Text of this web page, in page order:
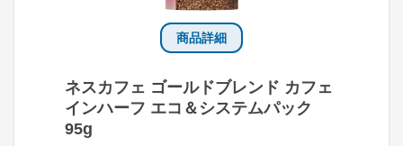
商品詳細
ネスカフェ ゴールドブレンド カフェ
インハーフ エコ＆システムパック
95g